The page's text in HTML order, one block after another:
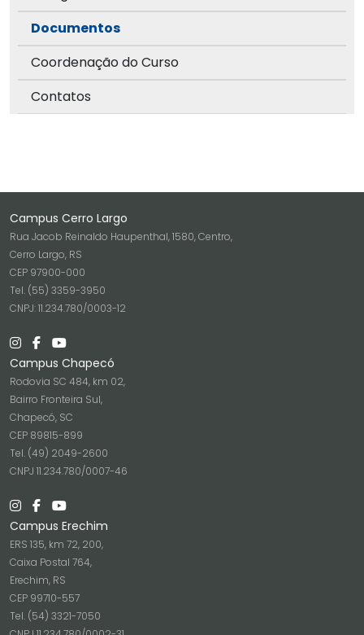
Documentos
Coordenação do Curso
Contatos
Campus Cerro Largo
Rua Jacob Reinaldo Haupenthal, 1580, Centro,
Cerro Largo, RS
CEP 97900-000
Tel. (55) 3359-3950
CNPJ: 11.234.780/0003-12
Campus Chapecó
Rodovia SC 484, km 02,
Bairro Fronteira Sul,
Chapecó, SC
CEP 89815-899
Tel. (49) 2049-2600
CNPJ 11.234.780/0007-46
Campus Erechim
ERS 135, km 72, 200,
Caixa Postal 764,
Erechim, RS
CEP 99710-557
Tel. (54) 3321-7050